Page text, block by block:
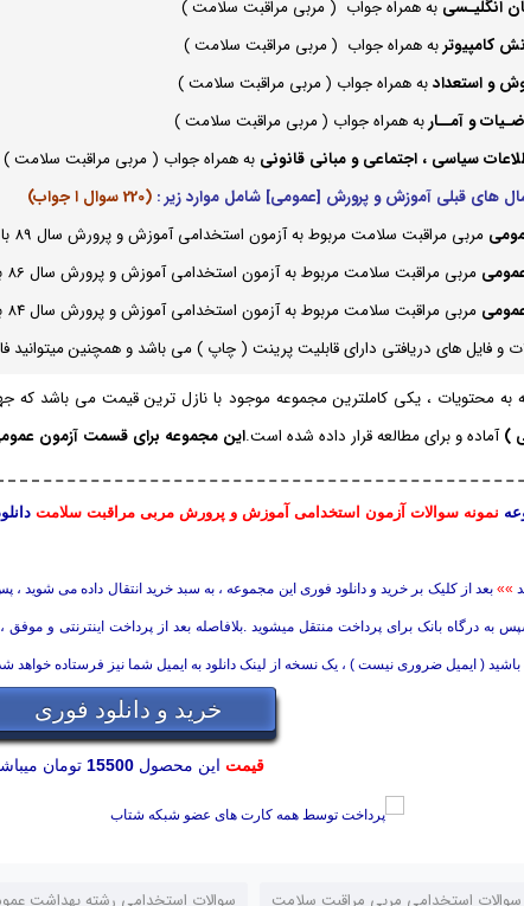
انگلیـسیبه همراه جواب ( مربی مراقبت سلامت )
کامپیوتربه همراه جواب (مربی مراقبت سلامت)
و استعدادبه همراه جواب (مربی مراقبت سلامت )
و آمــاربه همراه جواب (مربی مراقبت سلامت)
سیاسی ، اجتماعی و مبانی قانونیبه همراه جواب ( مربی مراقبت سلامت )
های قبلی آموزش و پرورش [عمومی] شامل موارد زیر : (220 سوال ا جواب)
مربی مراقبت سلامت مربوط به آزمون استخدامی آموزش و پرورش سال 89 با جواب
مربی مراقبت سلامت مربوط به آزمون استخدامی آموزش و پرورش سال 86 با جواب
مربی مراقبت سلامت مربوط به آزمون استخدامی آموزش و پرورش سال 84 با جواب
و فایل های دریافتی دارای قابلیت پرینت ( چاپ ) می باشد و همچنین میتوانید
به محتویات ، یکی کاملترین مجموعه موجود با نازل ترین قیمت می باشد
)آماده و برای مطالعه قرار داده شده است.این مجموعه برای قسمت آزمون
نمونه سوالات آزمون استخدامی آموزش و پرورش مربی مراقبت سلامت
»»بعد از کلیک بر خرید و دانلود فوری این مجموعه ، به سبد خرید انتقال داده می شوید
به درگاه بانک برای پرداخت منتقل میشوید .بلافاصله بعد از پرداخت اینترنتی و موفق ،
باشید ( ایمیل ضروری نیست ) ، یک نسخه از لینک دانلود به ایمیل شما نیز فرستاده خواهد
خرید و دانلود فوری
قیمت این محصول 15500 تومان
سوالات استخدامی مربی مراقبت سلامت سوالات استخدامی رشته بهداشت